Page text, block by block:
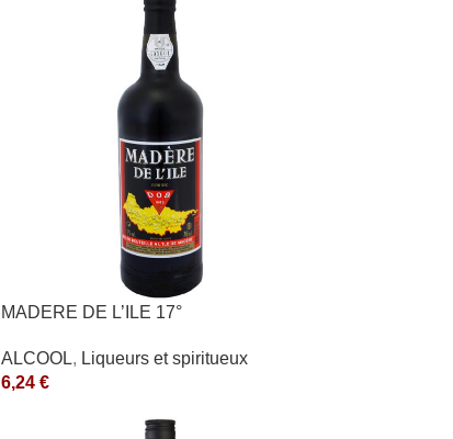
MADERE DE L’ILE 17°
ALCOOL, Liqueurs et spiritueux
6,24 €